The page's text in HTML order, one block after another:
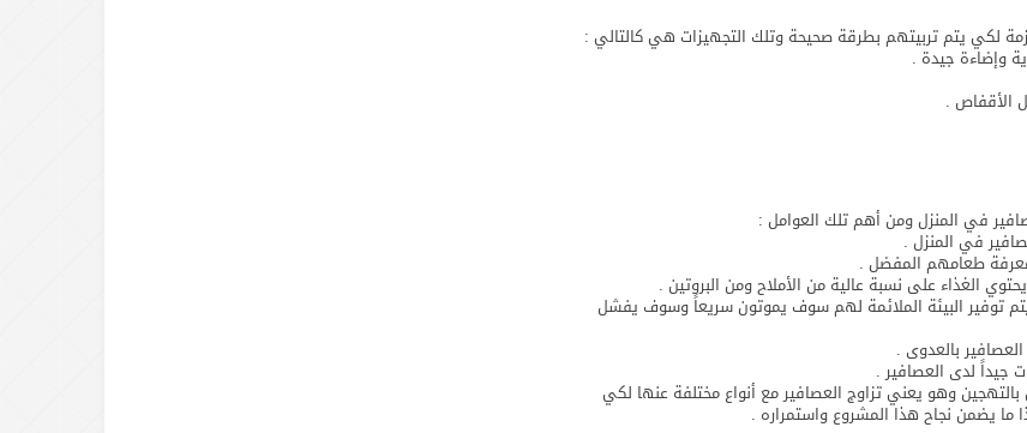
لكي يتم تربيتهم بطرقة صحيحة وتلك التجهيزات هي كالتالي :
وإضاءة جيدة .
الأقفاص .
في المنزل ومن أهم تلك العوامل :
في المنزل .
طعامهم المفضل .
الغذاء على نسبة عالية من الأملاح ومن البروتين .
يتم توفير البيئة الملائمة لهم سوف يموتون سريعاً وسوف يفشل
بالعدوى .
جيداً لدى العصافير .
وهو يعني تزاوج العصافير مع أنواع مختلفة عنها لكي
ما يضمن نجاح هذا المشروع واستمراره .